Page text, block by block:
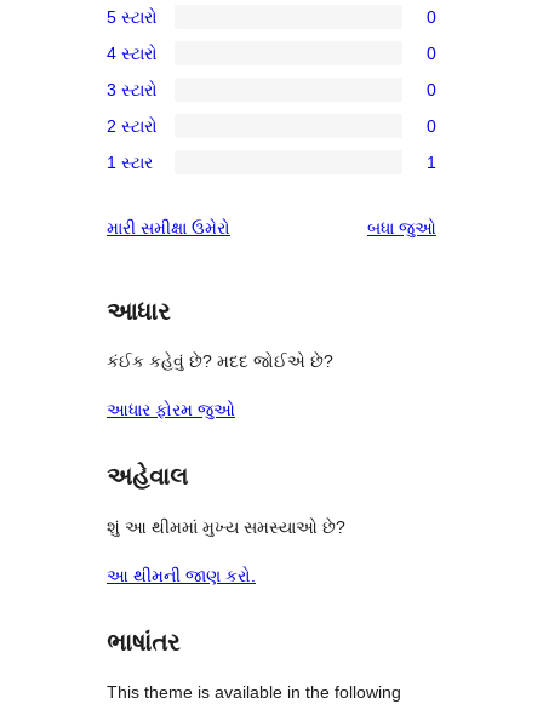
5-
સ્ટાર
સમીક્ષાઓ
5 સ્ટારો 0
4-
સ્ટાર
સમીક્ષાઓ
4 સ્ટારો 0
3-
સ્ટાર
3 સ્ટારો 0
2-
સમીક્ષાઓ
2 સ્ટારો 0
સ્ટાર
1 સ્ટાર 1
મારી સમીક્ષા ઉમેરો બધા સમીક્ષાઓ
જુઓ
આધાર
કંઈક કહેવું છે? મદદ જોઈએ છે?
આધાર ફોરમ જુઓ
અહેવાલ
શું આ થીમમાં મુખ્ય સમસ્યાઓ છે?
આ થીમની જાણ કરો.
ભાષાંતર
This theme is available in the following